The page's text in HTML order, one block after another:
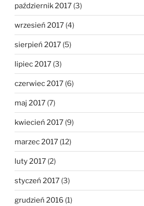
październik 2017 (3)
wrzesień 2017 (4)
sierpień 2017 (5)
lipiec 2017 (3)
czerwiec 2017 (6)
maj 2017 (7)
kwiecień 2017 (9)
marzec 2017 (12)
luty 2017 (2)
styczeń 2017 (3)
grudzień 2016 (1)